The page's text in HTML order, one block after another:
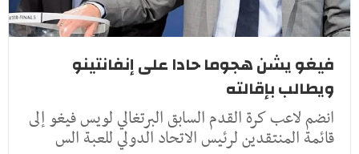
فيغو يشن هجوما حادا على إنفانتينو
ويطالب بإقالته
انضم لاعب كرة القدم السابق البرتغالي لويس فيغو إلى
قائمة المنتقدين لرئيس الاتحاد الدولي للعبة الس